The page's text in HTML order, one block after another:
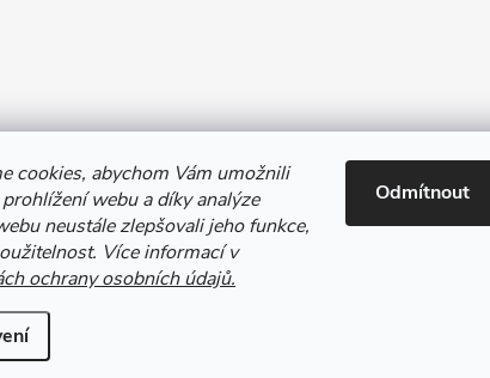
cookies, abychom Vám umožnili
webu a díky analýze
neustále zlepšovali jeho funkce,
Více informací v
ochrany osobních údajů.
Odmítnout
Výkup Jinočany - výkup barevných kovů a autobaterií